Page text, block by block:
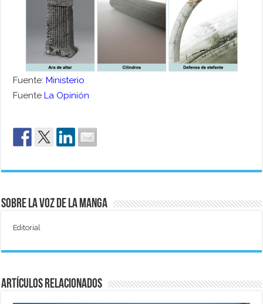
Fuente:Ministerio
FuenteLa Opinión
Sobre La Voz de La Manga
Editorial
Artículos relacionados